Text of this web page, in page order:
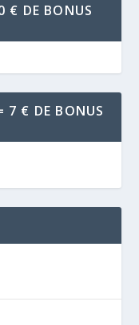
€ DE BONUS
7 € DE BONUS